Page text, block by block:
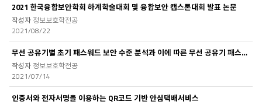
생
논
문
목
록
2021 한국융합보안학회 하계학술대회 및 융합보안 캡스톤대회 발표 논문
정보보호학전공
2021/08/22
무선 공유기별 초기 패스워드 보안 수준 분석과 이에 따른 무선 공유기 패스워드 패턴..
정보보호학전공
2021/07/14
인증서와 전자서명을 이용하는 QR코드 기반 안심택배서비스